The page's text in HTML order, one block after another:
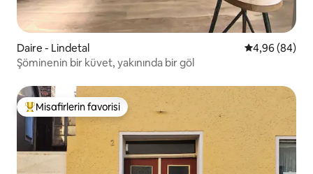
Daire - Lindetal 5 üzerinden
4,96 (84)
Şöminenin bir küvet, yakınında bir göl
Misafirlerin favorilerinden en beğenilenler arasında
Misafirlerin favorisi